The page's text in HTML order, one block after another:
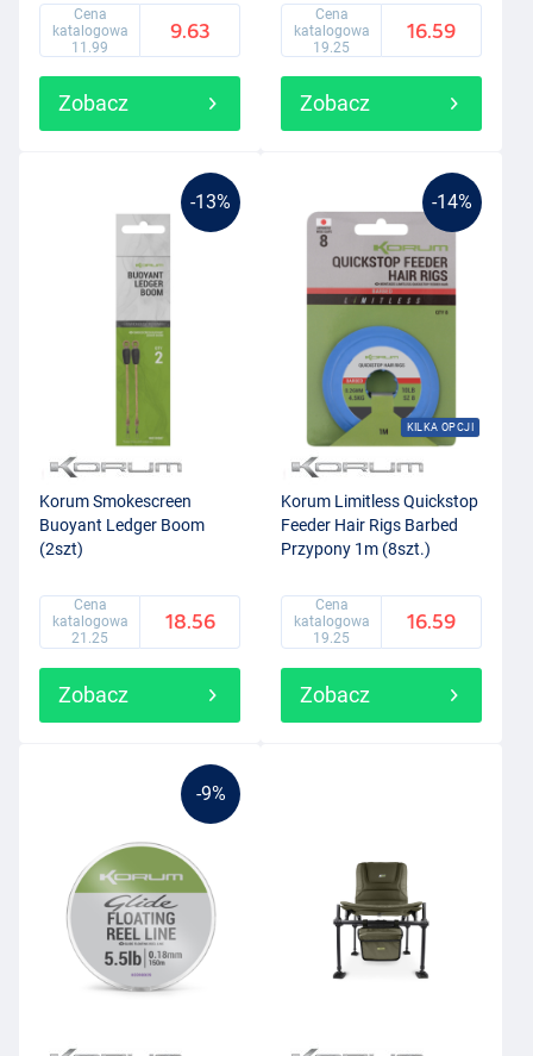
Cena
katalogowa
11.99
9.63
Zobacz
Cena
katalogowa
19.25
16.59
Zobacz
-13%
Korum Smokescreen
Buoyant Ledger Boom
(2szt)
Cena
katalogowa
21.25
18.56
Zobacz
-14%
KILKA OPCJI
Korum Limitless Quickstop
Feeder Hair Rigs Barbed
Przypony 1m (8szt.)
Cena
katalogowa
19.25
16.59
Zobacz
-9%